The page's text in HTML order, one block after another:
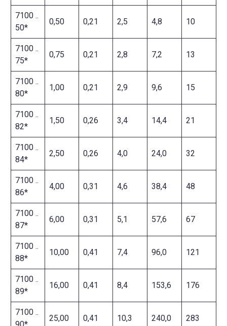
7100 ..
50*
0,50 0,21 2,5 4,8 10
7100 ..
75*
0,75 0,21 2,8 7,2 13
7100 ..
80*
1,00 0,21 2,9 9,6 15
7100 ..
82*
1,50 0,26 3,4 14,4 21
7100 ..
84*
2,50 0,26 4,0 24,0 32
7100 ..
86*
4,00 0,31 4,6 38,4 48
7100 ..
87*
6,00 0,31 5,1 57,6 67
7100 ..
88*
10,00 0,41 7,4 96,0 121
7100 ..
89*
16,00 0,41 8,4 153,6 176
7100 ..
25,00 0,41 10,3 240,0 283